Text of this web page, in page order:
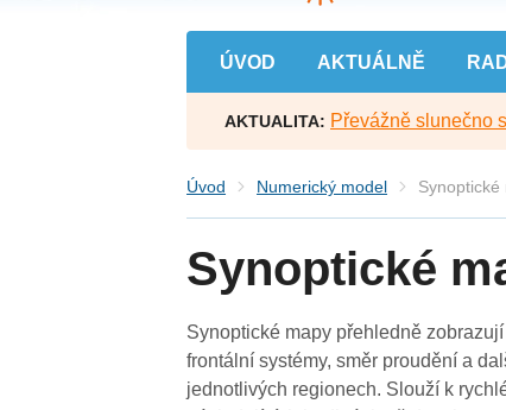
ÚVOD AKTUÁLNĚ
AKTUALITA: Převážně slunečno
Úvod Numerický model Synoptické
Synoptické
Synoptické mapy přehledně
frontální systémy, směr proudění a
jednotlivých regionech. Slouží k